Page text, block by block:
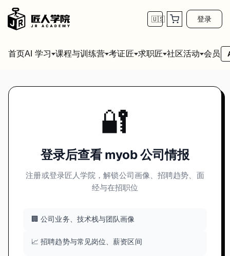
🇺🇸 登录
首页AI 学习 课程与训练营 考证匠 求职匠 社区活动 会员
🔐
登录后查看 myob 公司情报
注册或登录匠人学院，解锁公司画像、招聘趋势、面
经与在招职位
🏢 公司业务、技术栈与团队画像
📈 招聘趋势与常见岗位、薪资区间